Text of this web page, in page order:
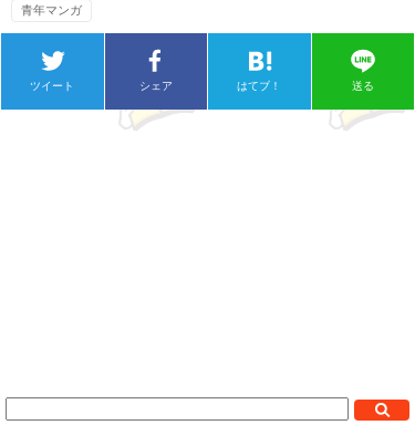
青年マンガ
ツイート シェア はてブ！ 送る